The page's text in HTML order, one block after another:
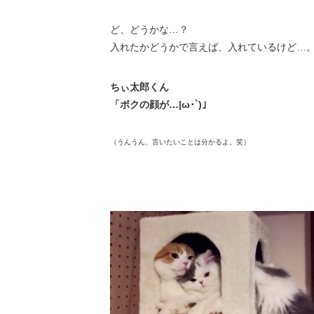
ど、どうかな…？
入れたかどうかで言えば、入れているけど…
ちぃ太郎くん
「ボクの顔が…|ω･`)」
（うんうん、言いたいことは分かるよ。笑）